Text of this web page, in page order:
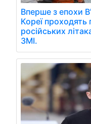
Вперше з епохи
Кореї проходять
російських
ЗМІ.